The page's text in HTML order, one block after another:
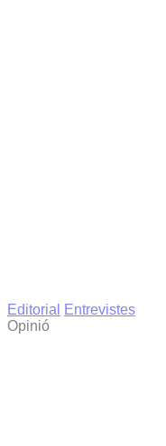
Editorial
Entrevistes
Opinió